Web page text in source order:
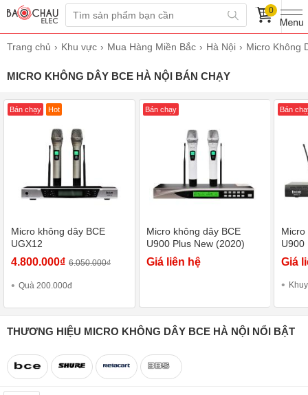
0
Trang chủ Khu vực Mua Hàng Miền Bắc Hà Nội Micro Không
MICRO KHÔNG DÂY BCE HÀ NỘI BÁN CHẠY
Micro không dây BCE
UGX12
4.800.000₫ 6.050.000₫
Quà 200.000đ
Bán chạy Hot
Micro không dây BCE
U900 Plus New (2020)
Giá liên hệ
Bán chạy
Micro
U900
Giá
Bán
THƯƠNG HIỆU MICRO KHÔNG DÂY BCE HÀ NỘI NỔI BẬT